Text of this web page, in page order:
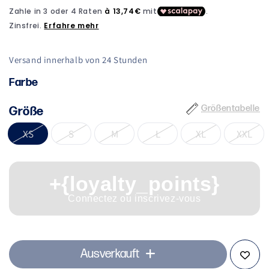
Modal
öffnen
Versand innerhalb von 24 Stunden
Farbe
Größentabelle
Größe
XS S M L XL XXL
+{loyalty_points}
Connectez ou inscrivez-vous
Ausverkauft